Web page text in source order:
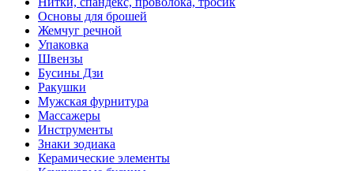
Основы для брошей
Жемчуг речной
Упаковка
Швензы
Бусины Дзи
Ракушки
Мужская фурнитура
Массажеры
Инструменты
Знаки зодиака
Керамические элементы